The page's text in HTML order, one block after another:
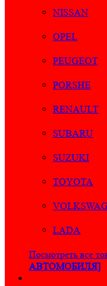
NISSAN
OPEL
PEUGEOT
PORSHE
RENAULT
SUBARU
SUZUKI
TOYOTA
LADA
Посмотреть все
АВТОМОБИЛЯ]